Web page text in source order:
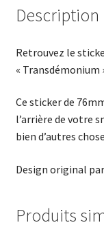
Description
Retrouvez le
«
Ce sticker de
l’arrière de votre
bien d’autres
Design original
Produits